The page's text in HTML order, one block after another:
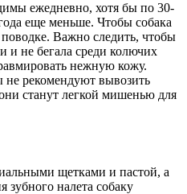
ежедневно, хотя бы по 30-
еще меньше. Чтобы собака
Важно следить, чтобы
и не бегала среди колючих
нежную кожу.
не рекомендуют вывозить
станут легкой мишенью для
щетками и пастой, а
зубного налета собаку